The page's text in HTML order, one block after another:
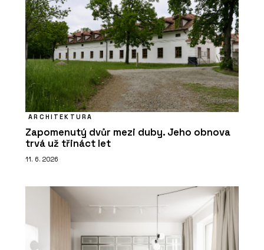
ARCHITEKTURA
Zapomenutý dvůr mezi duby. Jeho obnova
trvá už třináct let
11. 6. 2026